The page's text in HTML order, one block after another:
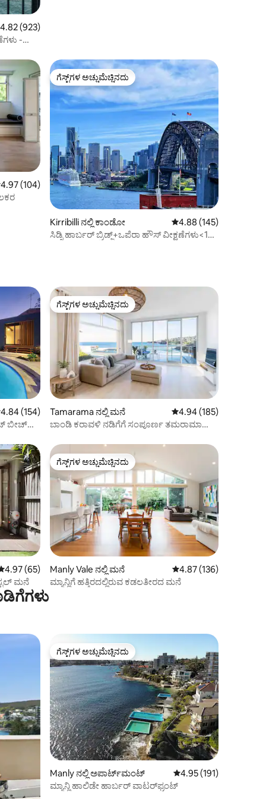
4.82 ಸರಾಸರಿ ರೇಟಿಂಗ್, 923 ವಿಮರ್ಶೆಗಳು
4.82 (923)
-
4.97 ಸರಾಸರಿ ರೇಟಿಂಗ್, 104 ವಿಮರ್ಶೆಗಳು
4.97 (104)
ಗೆಸ್ಟ್‌ಗಳ ಅಚ್ಚುಮೆಚ್ಚಿನದು
ಗೆಸ್ಟ್‌ಗಳ ಅಚ್ಚುಮೆಚ್ಚಿನದು
Kirribilli ನಲ್ಲಿ ಕಾಂಡೋ 5 ರಲ್ಲಿ 4.88 ಸರಾಸರಿ
4.88 (145)
ಸಿಡ್ನಿ ಹಾರ್ಬರ್ ಬ್ರಿಡ್ಜ್+ಒಪೆರಾ ಹೌಸ್ ವೀಕ್ಷಣೆಗಳು<1
4.84 ಸರಾಸರಿ ರೇಟಿಂಗ್, 154 ವಿಮರ್ಶೆಗಳು
4.84 (154)
ಬೀಚ್
ಗೆಸ್ಟ್‌ಗಳ ಅಚ್ಚುಮೆಚ್ಚಿನದು
ಗೆಸ್ಟ್‌ಗಳ ಅಚ್ಚುಮೆಚ್ಚಿನದು
Tamarama ನಲ್ಲಿ ಮನೆ 5 ರಲ್ಲಿ 4.94 ಸರಾಸರಿ
4.94 (185)
ಬಾಂಡಿ ಕರಾವಳಿ ನಡಿಗೆಗೆ ಸಂಪೂರ್ಣ ತಮರಾಮಾ
ರಲ್ಲಿ 4.97 ಸರಾಸರಿ ರೇಟಿಂಗ್, 65 ವಿಮರ್ಶೆಗಳು
4.97 (65)
ಮನೆ
ಗೆಸ್ಟ್‌ಗಳ ಅಚ್ಚುಮೆಚ್ಚಿನದು
ಗೆಸ್ಟ್‌ಗಳ ಅಚ್ಚುಮೆಚ್ಚಿನದು
Manly Vale ನಲ್ಲಿ ಮನೆ 5 ರಲ್ಲಿ 4.87 ಸರಾಸರಿ
4.87 (136)
ಮ್ಯಾನ್ಲಿಗೆ ಹತ್ತಿರದಲ್ಲಿರುವ ಕಡಲತೀರದ ಮನೆ
ಗೆಸ್ಟ್‌ಗಳ ಅಚ್ಚುಮೆಚ್ಚಿನದು
ಗೆಸ್ಟ್‌ಗಳ ಅಚ್ಚುಮೆಚ್ಚಿನದು
Manly ನಲ್ಲಿ ಅಪಾರ್ಟ್‌ಮಂಟ್ 5 ರಲ್ಲಿ 4.95 ಸರಾಸರಿ
4.95 (191)
ಮ್ಯಾನ್ಲಿ ಹಾಲಿಡೇ ಹಾರ್ಬರ್ ವಾಟರ್‌ಫ್ರಂಟ್